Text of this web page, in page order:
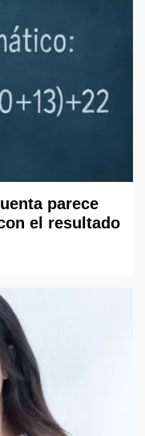
parece
el resultado